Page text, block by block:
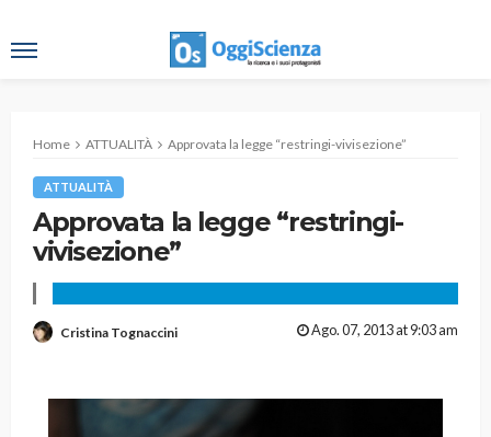
Home ATTUALITÀ Approvata la legge “restringi-vivisezione”
ATTUALITÀ
Approvata la legge “restringi-
vivisezione”
Cristina Tognaccini Ago. 07, 2013 at 9:03 am